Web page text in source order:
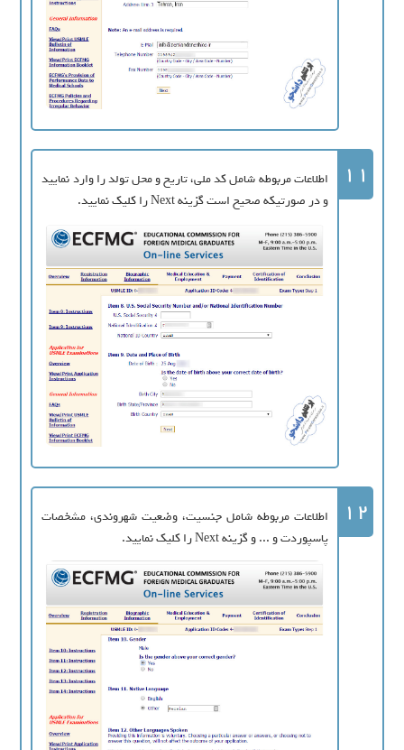
11
اطلاعات مربوطه شامل کد ملی، تاریخ و محل تولد را وارد نمایید
و در صورتیکه صحیح است گزینه Next را کلیک نمایید.
12
اطلاعات مربوطه شامل جنسیت، وضعیت شهروندی، مشخصات
پاسپوردت و ... و گزینه Next را کلیک نمایید.